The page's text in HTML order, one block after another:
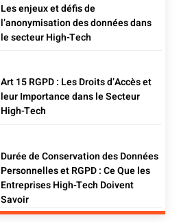
Les enjeux et défis de
l’anonymisation des données dans
le secteur High-Tech
Art 15 RGPD : Les Droits d’Accès et
leur Importance dans le Secteur
High-Tech
Durée de Conservation des Données
Personnelles et RGPD : Ce Que les
Entreprises High-Tech Doivent
Savoir